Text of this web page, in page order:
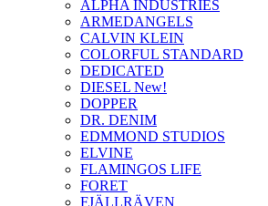
ALPHA INDUSTRIES
ARMEDANGELS
CALVIN KLEIN
COLORFUL STANDARD
DEDICATED
DIESEL New!
DOPPER
DR. DENIM
EDMMOND STUDIOS
ELVINE
FLAMINGOS LIFE
FORET
FJÄLLRÄVEN